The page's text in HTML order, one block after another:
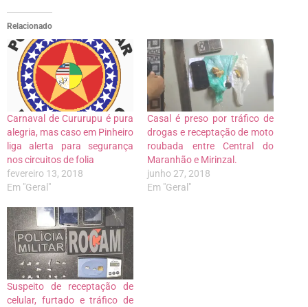
Relacionado
Carnaval de Cururupu é pura
alegria, mas caso em Pinheiro
liga alerta para segurança
nos circuitos de folia
fevereiro 13, 2018
Em "Geral"
Casal é preso por tráfico de
drogas e receptação de moto
roubada entre Central do
Maranhão e Mirinzal.
junho 27, 2018
Em "Geral"
Suspeito de receptação de
celular, furtado e tráfico de